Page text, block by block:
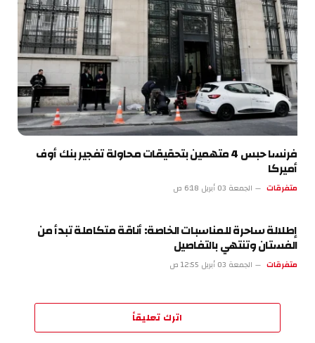
فرنسا حبس 4 متهمين بتحقيقات محاولة تفجير بنك أوف
أميركا
متفرقات الجمعة 03 أبريل 6:18 ص
إطلالة ساحرة للمناسبات الخاصة: أناقة متكاملة تبدأ من
الفستان وتنتهي بالتفاصيل
متفرقات الجمعة 03 أبريل 12:55 ص
اترك تعليقاً